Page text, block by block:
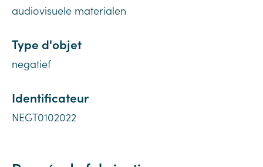
audiovisuele materialen
Type d'objet
negatief
Identificateur
NEGT0102022